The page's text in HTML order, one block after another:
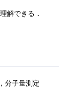
解できる．
分子量測定